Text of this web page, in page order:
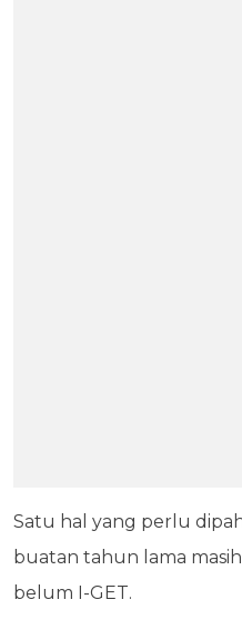
Satu hal yang perlu
buatan tahun lama
belum I-GET.